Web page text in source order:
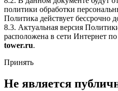
политики обработки
Политика действует бессрочно
8.3. Актуальная версия
расположена в сети Интернет по
tower.ru.
Принять
Не является